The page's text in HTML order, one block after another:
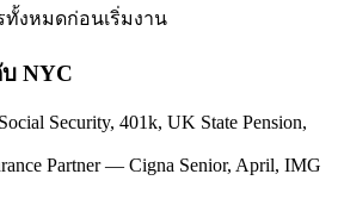
ทั้งหมดก่อนเริ่มงาน
NYC
Security, 401k, UK State Pension,
Partner — Cigna Senior, April, IMG